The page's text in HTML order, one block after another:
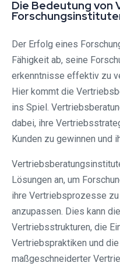
Die Bedeutung
Der Erfolg eines
Fähigkeit ab, seine
erkenntnisse effektiv zu
Hier kommt die
ins Spiel.
dabei, ihre
Kunden zu gewinnen und
Lösungen an, um
ihre Vertriebsprozesse
anzupassen. Dies kann
Vertriebsstrukturen, die
Vertriebspraktiken und
maßgeschneiderter